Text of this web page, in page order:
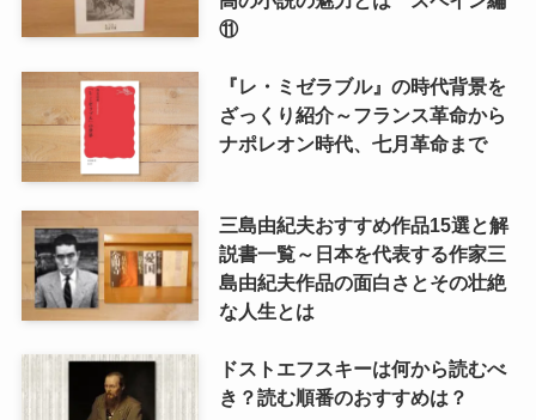
⑪
『レ・ミゼラブル』の時代背景を
ざっくり紹介～フランス革命から
ナポレオン時代、七月革命まで
三島由紀夫おすすめ作品15選と解
説書一覧～日本を代表する作家三
島由紀夫作品の面白さとその壮絶
な人生とは
ドストエフスキーは何から読むべ
き？読む順番のおすすめは？